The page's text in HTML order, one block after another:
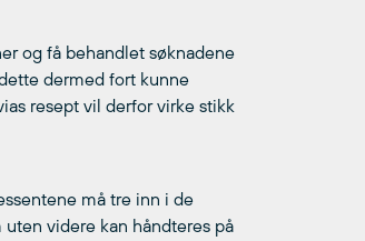
og få behandlet søknadene
dermed fort kunne
resept vil derfor virke stikk
må tre inn i de
videre kan håndteres på